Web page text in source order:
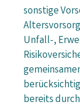
sonstige
Unfall-,
bereits